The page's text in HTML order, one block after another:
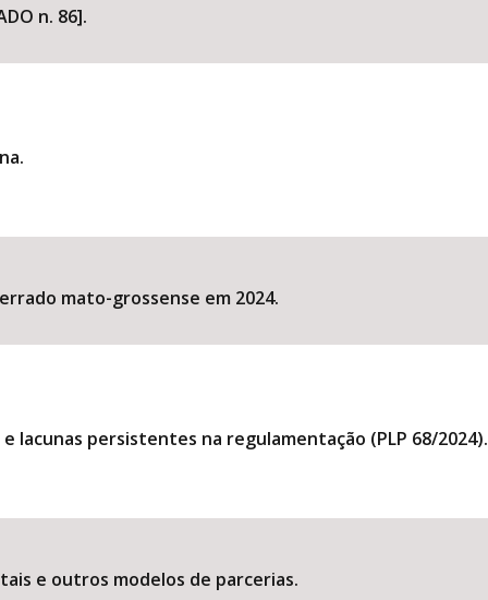
n. 86].
mato-grossense em 2024.
lacunas persistentes na regulamentação (PLP 68/2024).
e outros modelos de parcerias.